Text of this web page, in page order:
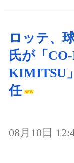
ロッテ、
氏が「
KIMITSU
任
08月10日